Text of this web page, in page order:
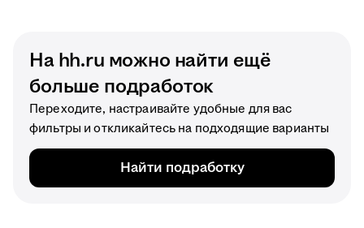
На hh.ru можно найти ещё
больше подработок
Переходите, настраивайте удобные для вас
фильтры и откликайтесь на подходящие варианты
Найти подработку